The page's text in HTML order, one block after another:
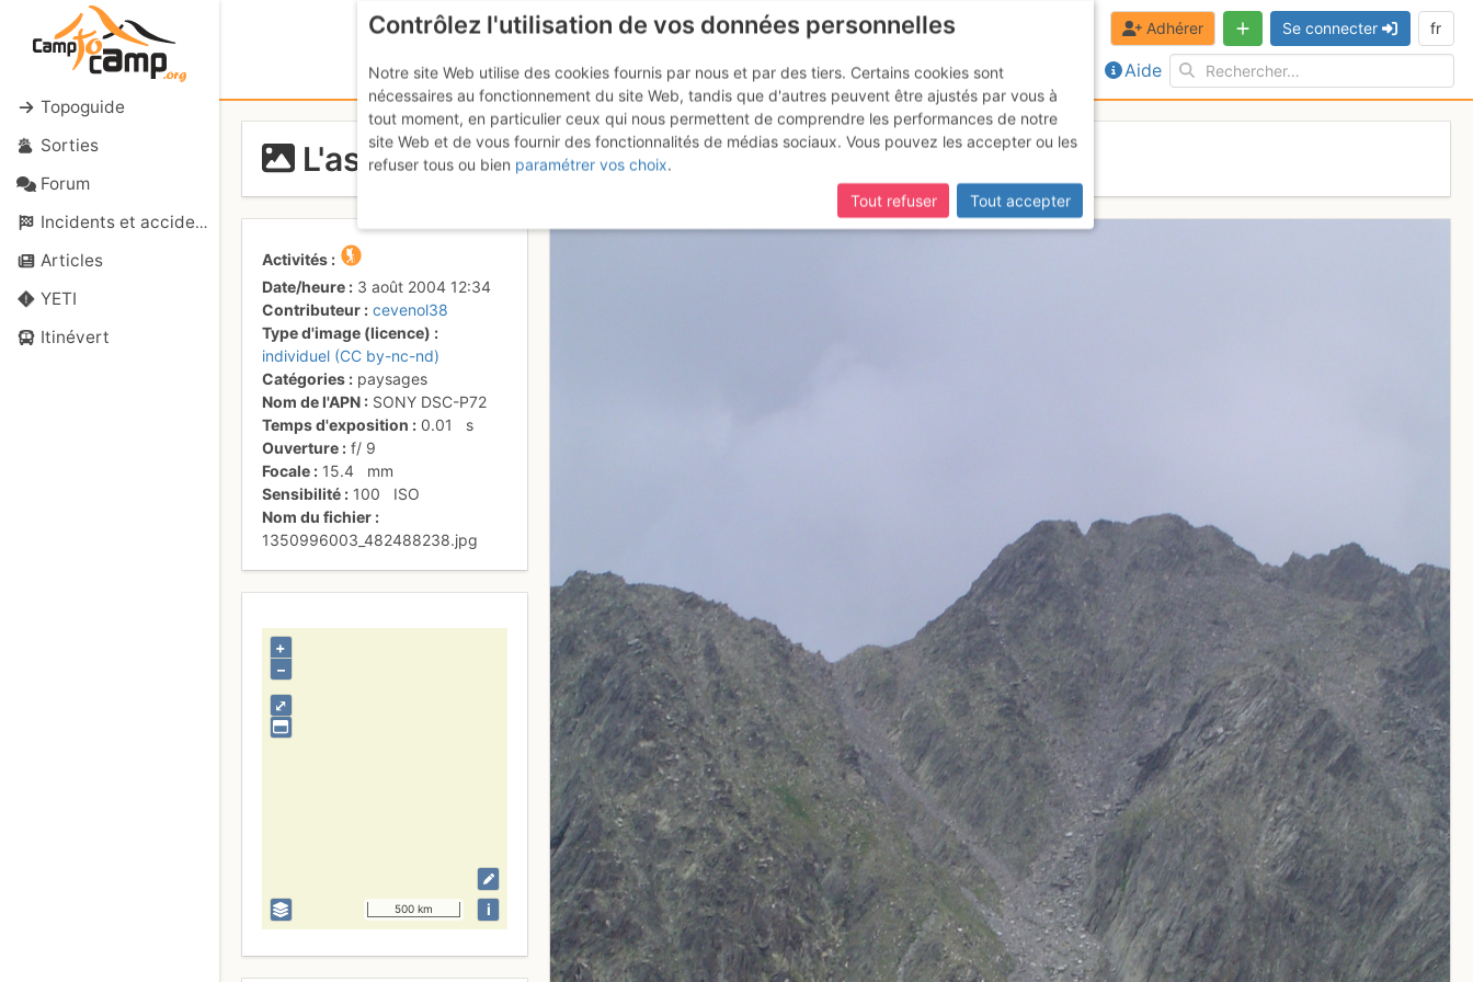
Topoguide
Sorties
Forum
Incidents et accidents
Articles
YETI
Itinévert
Aide
Adhérer Se connecter fr
L'ascension finale du Carlit
Activités
Date/heure
3 août 2004 12:34
Contributeur
cevenol38
Type d'image (licence)
individuel (CC by-nc-nd)
Catégories
paysages
Nom de l'APN
SONY DSC-P72
Temps d'exposition
0.01
s
Ouverture
f/9
Focale
15.4
mm
Sensibilité
100
ISO
Nom du fichier
1350996003_482488238.jpg
⤢
+
–
500 km i
Contrôlez l'utilisation de vos données personnelles
Notre site Web utilise des cookies fournis par nous et par des tiers. Certains cookies sont
nécessaires au fonctionnement du site Web, tandis que d'autres peuvent être ajustés par vous à
tout moment, en particulier ceux qui nous permettent de comprendre les performances de notre
site Web et de vous fournir des fonctionnalités de médias sociaux. Vous pouvez les accepter ou les
refuser tous ou bien paramétrer vos choix.
Tout refuser
Tout accepter